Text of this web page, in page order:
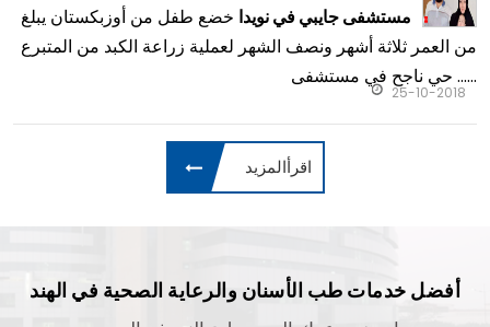
مستشفى جايبي في نويدا خضع طفل من أوزبكستان يبلغ
من العمر ثلاثة أشهر ونصف الشهر لعملية زراعة الكبد من المتبرع
حي ناجح في مستشفى ......
25-10-2018
اقرأالمزيد
أفضل خدمات طب الأسنان والرعاية الصحية في الهند